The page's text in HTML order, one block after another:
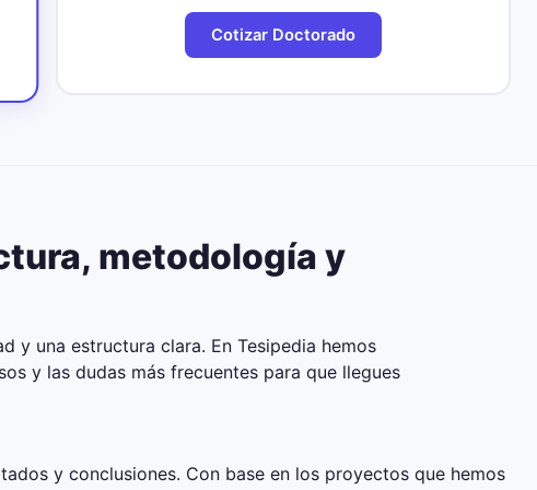
Cotizar Doctorado
metodología y
y una estructura clara. En Tesipedia hemos
y las dudas más frecuentes para que llegues
y conclusiones. Con base en los proyectos que hemos